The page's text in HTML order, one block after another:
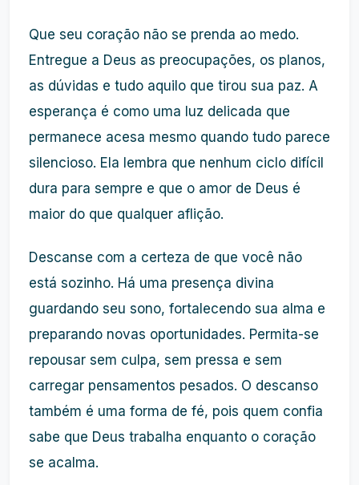
Que seu coração não se prenda ao medo.
Entregue a Deus as preocupações, os planos,
as dúvidas e tudo aquilo que tirou sua paz. A
esperança é como uma luz delicada que
permanece acesa mesmo quando tudo parece
silencioso. Ela lembra que nenhum ciclo difícil
dura para sempre e que o amor de Deus é
maior do que qualquer aflição.
Descanse com a certeza de que você não
está sozinho. Há uma presença divina
guardando seu sono, fortalecendo sua alma e
preparando novas oportunidades. Permita-se
repousar sem culpa, sem pressa e sem
carregar pensamentos pesados. O descanso
também é uma forma de fé, pois quem confia
sabe que Deus trabalha enquanto o coração
se acalma.